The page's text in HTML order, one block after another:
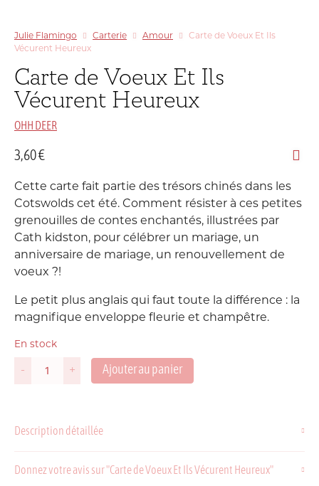
Julie Flamingo Carterie Amour
Carte de Voeux Et Ils
Vécurent Heureux
Carte de Voeux Et Ils
Vécurent Heureux
OHH DEER
3,60€
Cette carte fait partie des trésors chinés dans les
Cotswolds cet été. Comment résister à ces petites
grenouilles de contes enchantés, illustrées par
Cath kidston, pour célébrer un mariage, un
anniversaire de mariage, un renouvellement de
voeux ?!
Le petit plus anglais qui faut toute la différence : la
magnifique enveloppe fleurie et champêtre.
En stock
-
quantité
Voeux
Vécurent
+ Ajouter au panier
Description détaillée
Donnez votre avis sur "Carte de Voeux Et Ils Vécurent Heureux"